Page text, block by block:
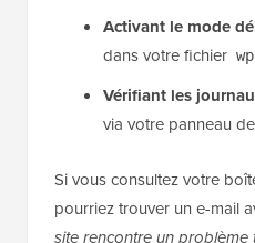
Activant le mode
dans votre fichier
Vérifiant les
via votre panneau
Si vous consultez votre
pourriez trouver un e-mail
site rencontre un problème